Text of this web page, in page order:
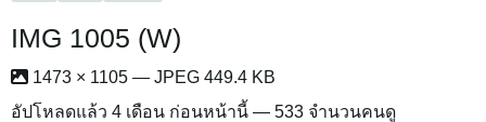
IMG 1005 (W)
1473 × 1105 — JPEG 449.4 KB
อัปโหลดแล้ว 4 เดือน ก่อนหน้านี้ — 533 จำนวนคนดู